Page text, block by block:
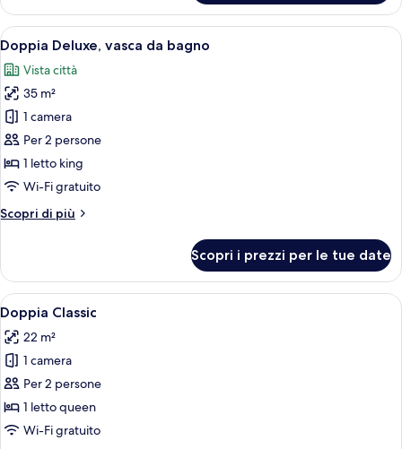
Exclusive,
idromassaggio
Apri
tutte
le
foto
per
Doppia
Deluxe,
vasca
bagno
Una camera da letto moderna con
14
Doppia Deluxe, vasca da bagno
Vista città
35 m²
1 camera
Per 2 persone
1 letto king
Wi-Fi gratuito
Scopri di più
Altri
Deluxe,
vasca
da
bagno
Scopri i prezzi per le tue date
Apri
tutte
le
foto
per
Doppia
Classic
Camera d'albergo con un letto
4
Doppia Classic
22 m²
1 camera
Per 2 persone
1 letto queen
Wi-Fi gratuito